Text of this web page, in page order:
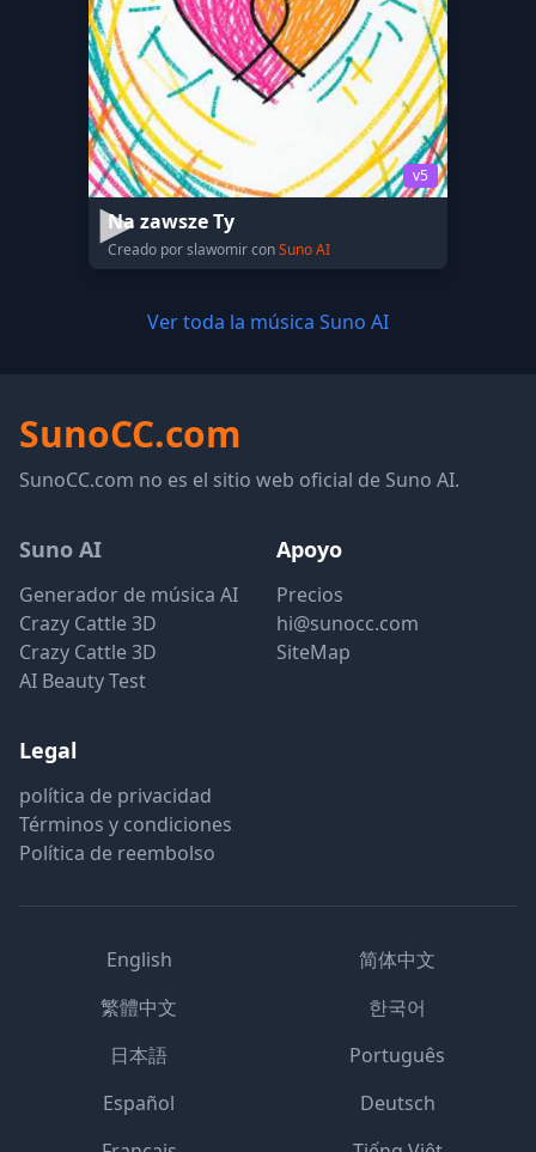
v5
Na zawsze Ty
Creado por slawomir conSuno AI
Ver toda la música Suno AI
SunoCC.com
SunoCC.com no es el sitio web oficial de Suno AI.
Suno AI
Generador de música AI
Crazy Cattle 3D
Crazy Cattle 3D
AI Beauty Test
Apoyo
Precios
hi@sunocc.com
SiteMap
Legal
política de privacidad
Términos y condiciones
Política de reembolso
English
简体中文
繁體中文
한국어
日本語
Português
Español
Deutsch